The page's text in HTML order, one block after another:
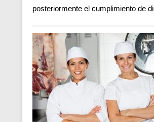
posteriormente el cumplimiento de